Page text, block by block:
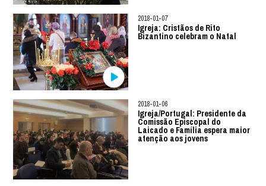
2018-01-07
Igreja: Cristãos de Rito
Bizantino celebram o Natal
2018-01-06
Igreja/Portugal: Presidente da
Comissão Episcopal do
Laicado e Família espera maior
atenção aos jovens